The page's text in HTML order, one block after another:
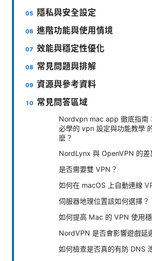
隱私與安全設定
進階功能與使用情境
效能與穩定性優化
常見問題與排解
資源與參考資料
常見問答區域
Nordvpn mac app 徹底指南
必學的 vpn 設定與功能教學
麼？
NordLynx 與 OpenVPN 的差
是否需要雙 VPN？
如何在 macOS 上自動連線
伺服器地理位置該如何選擇？
如何提高 Mac 的 VPN 使用
NordVPN 是否會影響遊戲延
如何檢查是否真的有防 DNS